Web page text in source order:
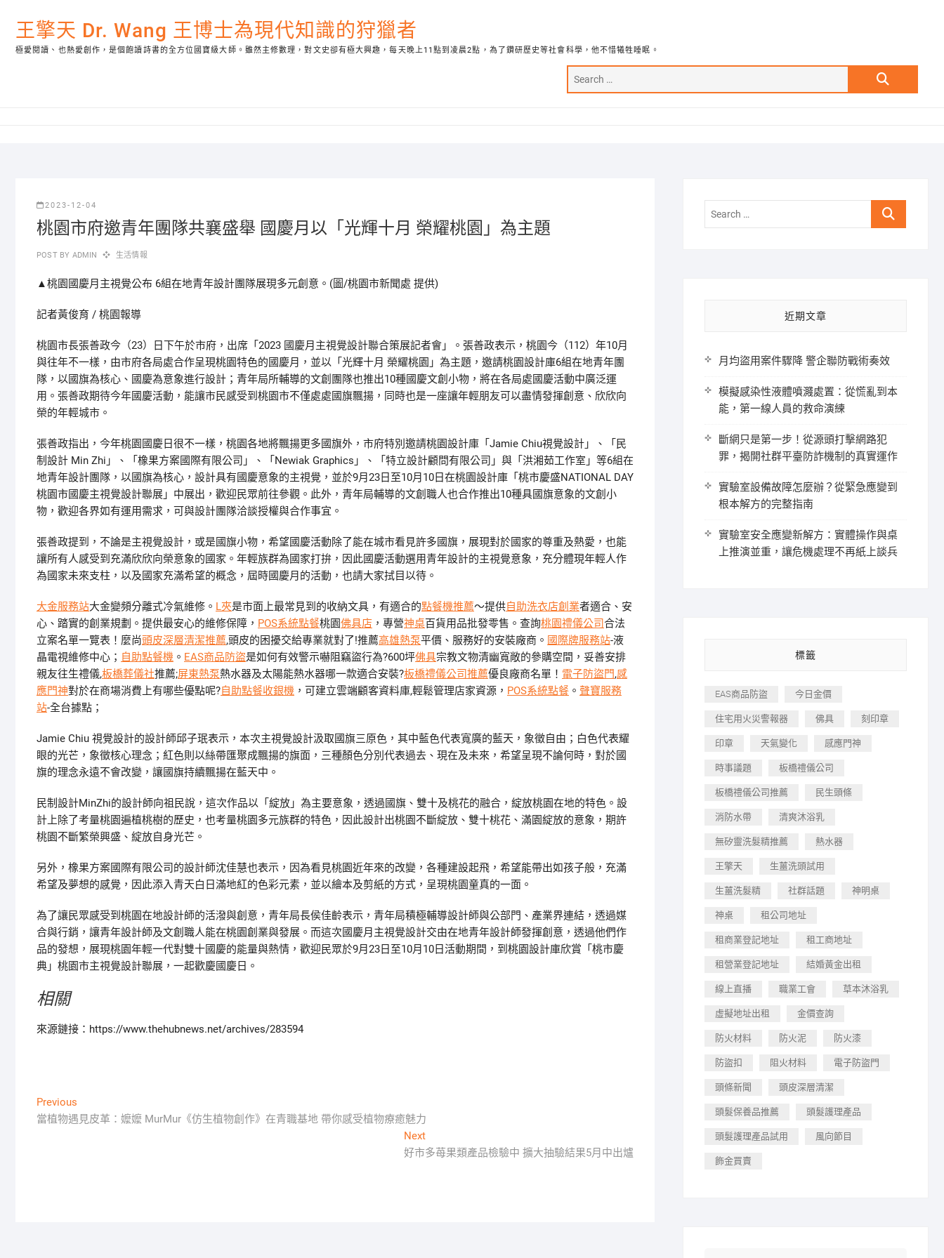
content王擎天 Dr. Wang 王博士為現代知識的狩獵者
極愛閱讀、也熱愛創作，是個飽讀詩書的全方位國寶級大師。雖然主修數理，對文史卻有極大興趣，每天晚上11點到凌晨2點，為了鑽研歷史等社會科學，他不惜犧牲睡眠。
Search
2023-12-04
桃園市府邀青年團隊共襄盛舉 國慶月以「光輝十月 榮耀桃園」為主題
POST BY ADMIN 生活情報
▲桃園國慶月主視覺公布 6組在地青年設計團隊展現多元創意。(圖/桃園市新聞處 提供)
記者黃俊育 / 桃園報導
桃園市長張善政今（23）日下午於市府，出席「2023 國慶月主視覺設計聯合策展記者會」。張善政表示，桃園今（112）年10月
與往年不一樣，由市府各局處合作呈現桃園特色的國慶月，並以「光輝十月 榮耀桃園」為主題，邀請桃園設計庫6組在地青年團
隊，以國旗為核心、國慶為意象進行設計；青年局所輔導的文創團隊也推出10種國慶文創小物，將在各局處國慶活動中廣泛運
用。張善政期待今年國慶活動，能讓市民感受到桃園市不僅處處國旗飄揚，同時也是一座讓年輕朋友可以盡情發揮創意、欣欣向
榮的年輕城市。
張善政指出，今年桃園國慶日很不一樣，桃園各地將飄揚更多國旗外，市府特別邀請桃園設計庫「Jamie Chiu視覺設計」、「民
制設計 Min Zhi」、「橡果方案國際有限公司」、「Newiak Graphics」、「特立設計顧問有限公司」與「洪湘茹工作室」等6組在
地青年設計團隊，以國旗為核心，設計具有國慶意象的主視覺，並於9月23日至10月10日在桃園設計庫「桃市慶盛NATIONAL DAY
桃園市國慶主視覺設計聯展」中展出，歡迎民眾前往參觀。此外，青年局輔導的文創職人也合作推出10種具國旗意象的文創小
物，歡迎各界如有運用需求，可與設計團隊洽談授權與合作事宜。
張善政提到，不論是主視覺設計，或是國旗小物，希望國慶活動除了能在城市看見許多國旗，展現對於國家的尊重及熱愛，也能
讓所有人感受到充滿欣欣向榮意象的國家。年輕族群為國家打拚，因此國慶活動選用青年設計的主視覺意象，充分體現年輕人作
為國家未來支柱，以及國家充滿希望的概念，屆時國慶月的活動，也請大家拭目以待。
大金服務站大金變頻分離式冷氣維修。 L夾是市面上最常見到的收納文具，有適合的點餐機推薦～提供自助洗衣店創業者適合、安
心、踏實的創業規劃。提供最安心的維修保障， POS系統點餐桃園佛具店 ，專營神桌百貨用品批發零售。查詢桃園禮儀公司合法
立案名單一覽表！麼尚頭皮深層清潔推薦,頭皮的困擾交給專業就對了!推薦高雄熱泵平價、服務好的安裝廠商。 國際牌服務站-液
晶電視維修中心； 自助點餐機 。 EAS商品防盜是如何有效警示嚇阻竊盜行為?600坪佛具宗教文物清幽寬敞的參購空間，妥善安排
親友往生禮儀,板橋葬儀社推薦;屏東熱泵熱水器及太陽能熱水器哪一款適合安裝?板橋禮儀公司推薦優良廠商名單！ 電子防盜門,感
應門神對於在商場消費上有哪些優點呢?自助點餐收銀機 ，可建立雲端顧客資料庫,輕鬆管理店家資源， POS系統點餐 。 聲寶服務
站-全台據點；
Jamie Chiu 視覺設計的設計師邱子珉表示，本次主視覺設計汲取國旗三原色，其中藍色代表寬廣的藍天，象徵自由；白色代表耀
眼的光芒，象徵核心理念；紅色則以絲帶匯聚成飄揚的旗面，三種顏色分別代表過去、現在及未來，希望呈現不論何時，對於國
旗的理念永遠不會改變，讓國旗持續飄揚在藍天中。
民制設計MinZhi的設計師向祖民說，這次作品以「綻放」為主要意象，透過國旗、雙十及桃花的融合，綻放桃園在地的特色。設
計上除了考量桃園遍植桃樹的歷史，也考量桃園多元族群的特色，因此設計出桃園不斷綻放、雙十桃花、滿園綻放的意象，期許
桃園不斷繁榮興盛、綻放自身光芒。
另外，橡果方案國際有限公司的設計師沈佳慧也表示，因為看見桃園近年來的改變，各種建設起飛，希望能帶出如孩子般，充滿
希望及夢想的感覺，因此添入青天白日滿地紅的色彩元素，並以繪本及剪紙的方式，呈現桃園童真的一面。
為了讓民眾感受到桃園在地設計師的活潑與創意，青年局長侯佳齡表示，青年局積極輔導設計師與公部門、產業界連結，透過媒
合與行銷，讓青年設計師及文創職人能在桃園創業與發展。而這次國慶月主視覺設計交由在地青年設計師發揮創意，透過他們作
品的發想，展現桃園年輕一代對雙十國慶的能量與熱情，歡迎民眾於9月23日至10月10日活動期間，到桃園設計庫欣賞「桃市慶
典」桃園市主視覺設計聯展，一起歡慶國慶日。
相關
來源鏈接：https://www.thehubnews.net/archives/283594
文
章
Previous
post:
當植物遇見皮革：嬤嬤 MurMur《仿生植物創作》在青職基地 帶你感受植物療癒魅力
NextNext
post:
好市多苺果類產品檢驗中 擴大抽驗結果5月中出爐
Search
近期文章
月均盜用案件驟降 警企聯防戰術奏效
模擬感染性液體噴濺處置：從慌亂到本
能，第一線人員的救命演練
斷網只是第一步！從源頭打擊網路犯
罪，揭開社群平臺防詐機制的真實運作
實驗室設備故障怎麼辦？從緊急應變到
根本解方的完整指南
實驗室安全應變新解方：實體操作與桌
上推演並重，讓危機處理不再紙上談兵
標籤
EAS商品防盜 今日金價
住宅用火災警報器 佛具 刻印章
印章 天氣變化 感應門神
時事議題 板橋禮儀公司
板橋禮儀公司推薦 民生頭條
消防水帶 清爽沐浴乳
無矽靈洗髮精推薦 熱水器
王擎天 生薑洗頭試用
生薑洗髮精 社群話題 神明桌
神桌 租公司地址
租商業登記地址 租工商地址
租營業登記地址 結婚黃金出租
線上直播 職業工會 草本沐浴乳
虛擬地址出租 金價查詢
防火材料 防火泥 防火漆
防盜扣 阻火材料 電子防盜門
頭條新聞 頭皮深層清潔
頭髮保養品推薦 頭髮護理產品
頭髮護理產品試用 風向節目
飾金買賣